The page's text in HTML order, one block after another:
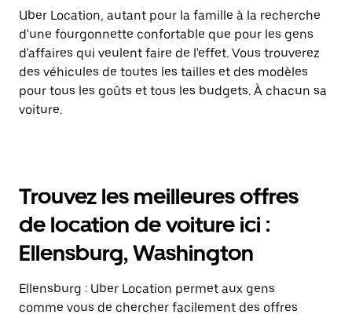
Uber Location, autant pour la famille à la recherche
d'une fourgonnette confortable que pour les gens
d'affaires qui veulent faire de l'effet. Vous trouverez
des véhicules de toutes les tailles et des modèles
pour tous les goûts et tous les budgets. À chacun sa
voiture.
Trouvez les meilleures offres
de location de voiture ici :
Ellensburg, Washington
Ellensburg : Uber Location permet aux gens
comme vous de chercher facilement des offres